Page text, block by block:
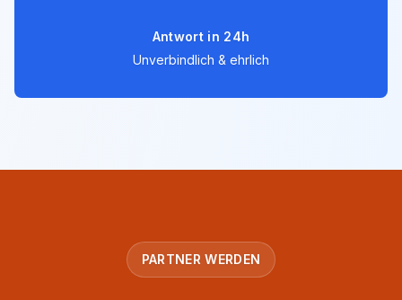
Antwort in 24h
Unverbindlich & ehrlich
PARTNER WERDEN